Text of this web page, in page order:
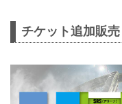
チケット追加販